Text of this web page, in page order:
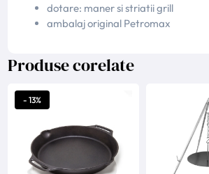
dotare: maner si striatii grill
ambalaj original Petromax
Produse corelate
- 13%